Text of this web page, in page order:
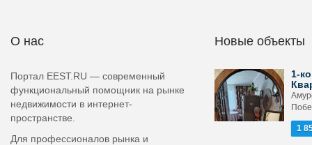
О нас
Портал EEST.RU — современный
функциональный помощник на рынке
недвижимости в интернет-
пространстве.
Для профессионалов рынка и
Новые объекты
1-
1